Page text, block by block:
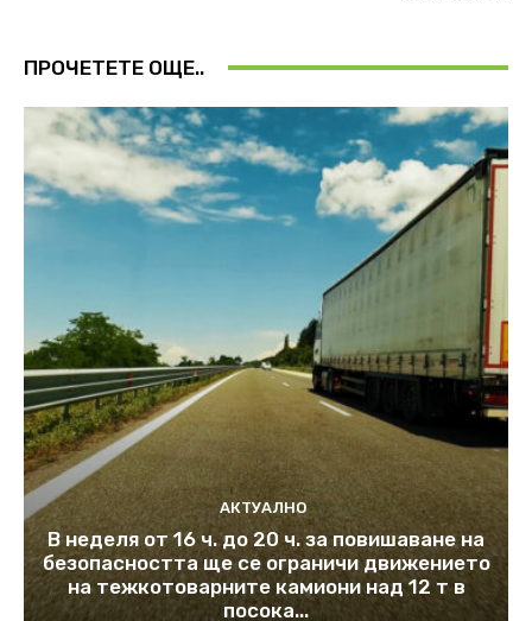
ПРОЧЕТЕТЕ ОЩЕ..
АКТУАЛНО
В неделя от 16 ч. до 20 ч. за повишаване на
безопасността ще се ограничи движението
на тежкотоварните камиони над 12 т в
посока...